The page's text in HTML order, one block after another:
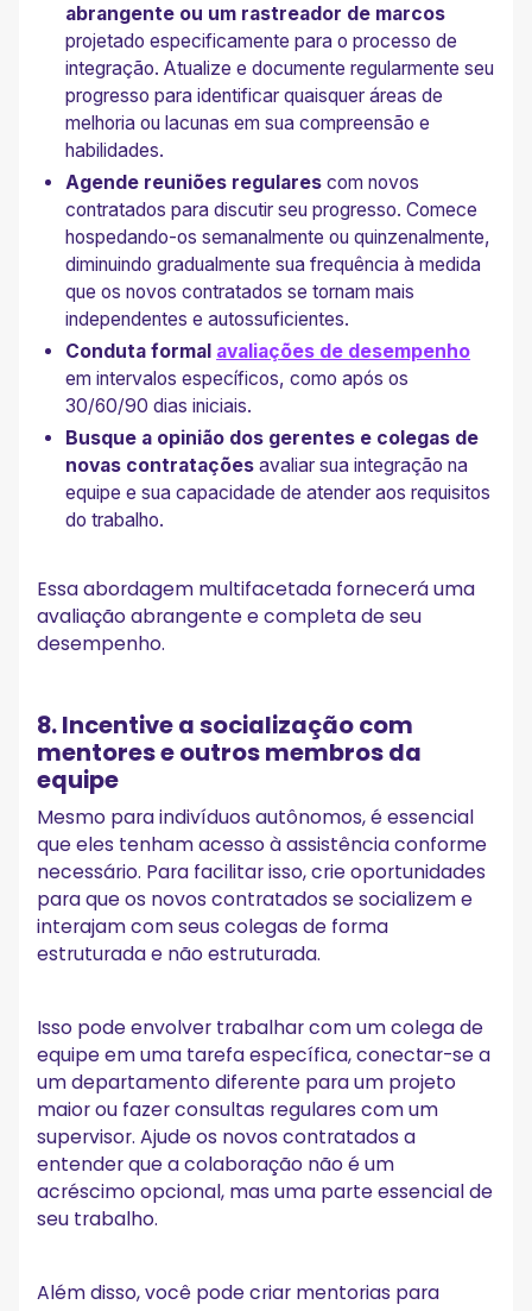
abrangente ou um rastreador de marcos
projetado especificamente para o processo de
integração. Atualize e documente regularmente seu
progresso para identificar quaisquer áreas de
melhoria ou lacunas em sua compreensão e
habilidades.
Agende reuniões regulares com novos
contratados para discutir seu progresso. Comece
hospedando-os semanalmente ou quinzenalmente,
diminuindo gradualmente sua frequência à medida
que os novos contratados se tornam mais
independentes e autossuficientes.
Conduta formal avaliações de desempenho
em intervalos específicos, como após os
30/60/90 dias iniciais.
Busque a opinião dos gerentes e colegas de
novas contratações avaliar sua integração na
equipe e sua capacidade de atender aos requisitos
do trabalho.
Essa abordagem multifacetada fornecerá uma
avaliação abrangente e completa de seu
desempenho.
8. Incentive a socialização com
mentores e outros membros da
equipe
Mesmo para indivíduos autônomos, é essencial
que eles tenham acesso à assistência conforme
necessário. Para facilitar isso, crie oportunidades
para que os novos contratados se socializem e
interajam com seus colegas de forma
estruturada e não estruturada.
Isso pode envolver trabalhar com um colega de
equipe em uma tarefa específica, conectar-se a
um departamento diferente para um projeto
maior ou fazer consultas regulares com um
supervisor. Ajude os novos contratados a
entender que a colaboração não é um
acréscimo opcional, mas uma parte essencial de
seu trabalho.
Além disso, você pode criar mentorias para